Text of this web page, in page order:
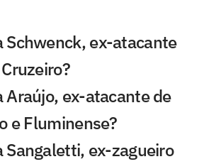
Schwenck, ex-atacante
Araújo, ex-atacante de
e Fluminense?
Sangaletti, ex-zagueiro